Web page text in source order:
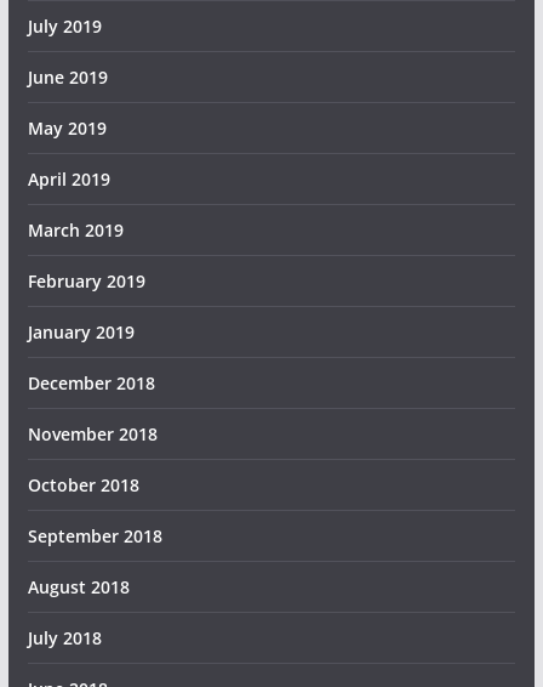
July 2019
June 2019
May 2019
April 2019
March 2019
February 2019
January 2019
December 2018
November 2018
October 2018
September 2018
August 2018
July 2018